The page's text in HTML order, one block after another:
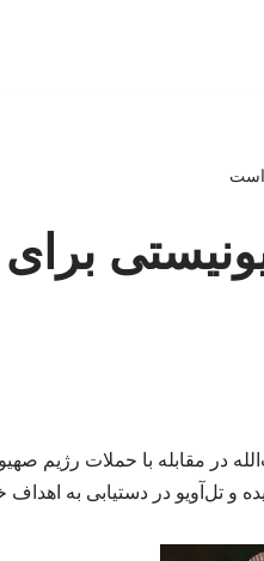
است
مقابله با حملات رژیم
و تل‌آویو در دستیابی به اهداف